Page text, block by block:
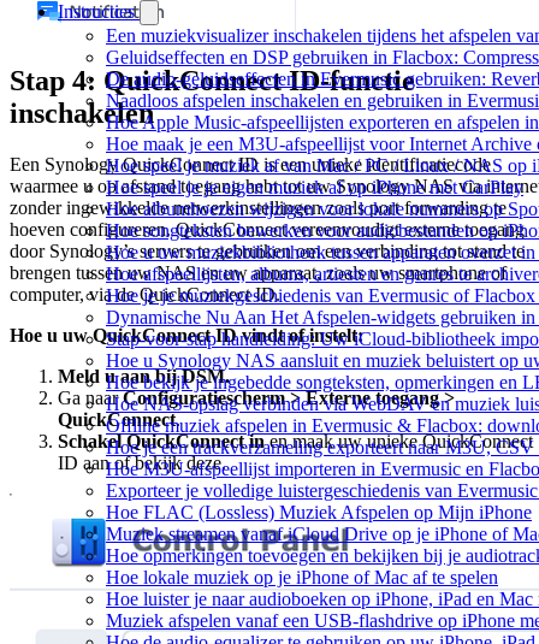
Instructies
Een muziekvisualizer inschakelen tijdens het afspelen
Geluidseffecten en DSP gebruiken in Flacbox:
De audio-geluidseffecten in Evermusic gebruiken:
Naadloos afspelen inschakelen en gebruiken in
Hoe Apple Music-afspeellijsten exporteren en afspelen
Hoe maak je een M3U-afspeellijst voor Internet
Hoe speel je muziek af van Mac / PC / Linux / NAS op
Hoe speel je je eigen muziek af op iPhone met CarPlay
Hoe albumhoezen wijzigen voor lokale nummers op
Hoe songteksten bewerken voor audiobestanden op
Hoe u uw muziekbibliotheek tussen apparaten overzet
Hoe afspeellijsten, albums, artiesten en genres te
Hoe je je muziekgeschiedenis van Evermusic of
Dynamische Nu Aan Het Afspelen-widgets gebruiken
Stap-voor-stap handleiding: Uw iCloud-bibliotheek
Hoe u Synology NAS aansluit en muziek beluistert op
Hoe bekijk je ingebedde songteksten, opmerkingen en
Hoe NAS-opslag verbinden via WebDAV en muziek
Offline muziek afspelen in Evermusic & Flacbox:
Hoe je een trackverzameling exporteert naar M3U,
Hoe M3U-afspeellijst importeren in Evermusic en
Exporteer je volledige luistergeschiedenis van
Hoe FLAC (Lossless) Muziek Afspelen op Mijn iPhone
Muziek streamen vanaf iCloud Drive op je iPhone of
Hoe opmerkingen toevoegen en bekijken bij je
Hoe lokale muziek op je iPhone of Mac af te spelen
Hoe luister je naar audioboeken op iPhone, iPad en
Muziek afspelen vanaf een USB-flashdrive op iPhone
Stap 4: QuickConnect ID-functie
inschakelen
Een Synology QuickConnect ID is een unieke identificatiecode
waarmee u op afstand toegang hebt tot uw Synology NAS via
zonder ingewikkelde netwerkinstellingen zoals port forwarding te
hoeven configureren. QuickConnect vereenvoudigt externe toegang
door Synology’s servers te gebruiken om een verbinding tot stand te
brengen tussen uw NAS en uw apparaat, zoals uw smartphone of
computer, via de QuickConnect ID.
Hoe u uw QuickConnect ID vindt of instelt:
Meld u aan bij DSM.
Ga naarConfiguratiescherm > Externe toegang >
QuickConnect.
Schakel QuickConnect inen maak uw unieke QuickConnect
ID aan of bekijk deze.